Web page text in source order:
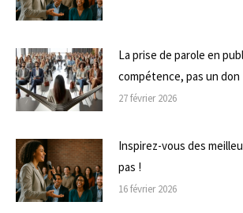
La prise de parole en
compétence, pas un don
27 février 2026
Inspirez-vous des
pas !
16 février 2026